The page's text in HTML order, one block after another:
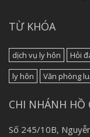
TỪ KHÓA
dịch vụ ly hôn Hỏi
ly hôn
Văn phòng
CHI NHÁNH HỒ
Số 245/10B,